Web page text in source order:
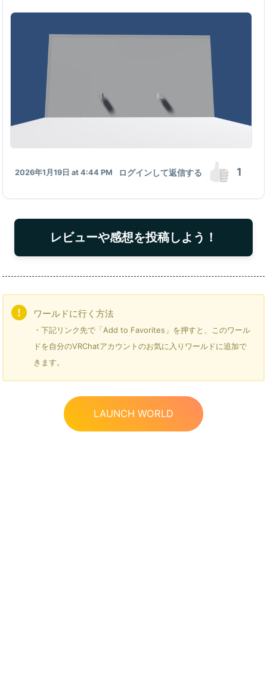
2026年1月19日 at 4:44 PM ログインして返信する 1
レビューや感想を投稿しよう！
ワールドに行く方法
・下記リンク先で「Add to Favorites」を押すと、このワール
ドを自分のVRChatアカウントのお気に入りワールドに追加で
きます。
LAUNCH WORLD